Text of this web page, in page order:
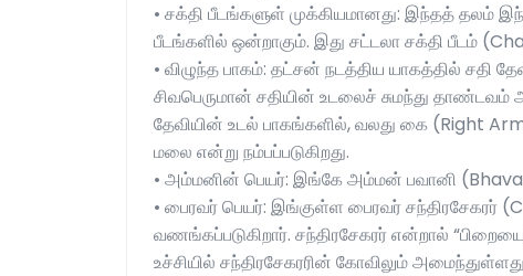
• சக்தி பீடங்களுள் முக்கியமானது: இந்தத் தலம்
பீடங்களில் ஒன்றாகும். இது சட்டலா சக்தி பீடம்
• விழுந்த பாகம்: தட்சன் நடத்திய யாகத்தில் சதி
சிவபெருமான் சதியின் உடலைச் சுமந்து
தேவியின் உடல் பாகங்களில், வலது கை (Right
மலை என்று நம்பப்படுகிறது.
• அம்மனின் பெயர்: இங்கே அம்மன் பவானி
• பைரவர் பெயர்: இங்குள்ள பைரவர் சந்திரசேகரர்
வணங்கப்படுகிறார். சந்திரசேகரர் என்றால்
உச்சியில் சந்திரசேகரரின் கோவிலும்